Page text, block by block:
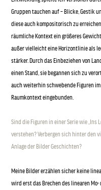
Gruppen tauchen auf – Blicke, Gestik
diese auch kompositorisch zu
räumliche Kontext ein größeres
außer vielleicht eine Horizontlinie als
stärker. Durch das Einbeziehen von
einen Stand, sie begannen sich zu
auch weiterhin schwebende Figuren
Raumkontext eingebunden.
Sind die Figuren in einer Serie wie „Ins
verstehen? Verbergen sich hinter den
Anlage der Bilder Geschichten?
Meine Bilder erzählen sicher keine
wird erst das Brechen des linearen